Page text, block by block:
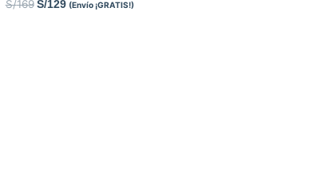
S/169 S/129 (Envío ¡GRATIS!)